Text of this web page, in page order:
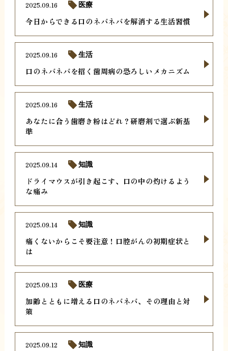
今日からできる口のネバネバを解消する生活習慣
2025.09.16 医療
口のネバネバを招く歯周病の恐ろしいメカニズム
2025.09.16 生活
あなたに合う歯磨き粉はどれ？研磨剤で選ぶ新基
準
2025.09.16 生活
ドライマウスが引き起こす、口の中の灼けるよう
な痛み
2025.09.14 知識
痛くないからこそ要注意！口腔がんの初期症状と
は
2025.09.14 知識
加齢とともに増える口のネバネバ、その理由と対
策
2025.09.13 医療
2025.09.12 知識